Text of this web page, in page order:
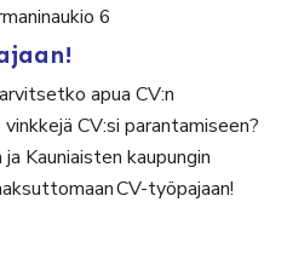
6
apua CV:n
CV:si parantamiseen?
Kauniaisten kaupungin
CV-työpajaan!